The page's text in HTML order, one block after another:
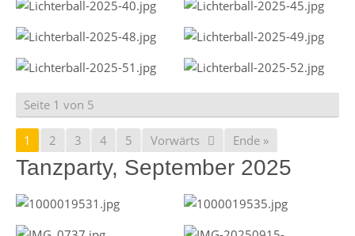
Seite 1 von 5
1 2 3 4 5 Vorwärts Ende »
Tanzparty, September 2025